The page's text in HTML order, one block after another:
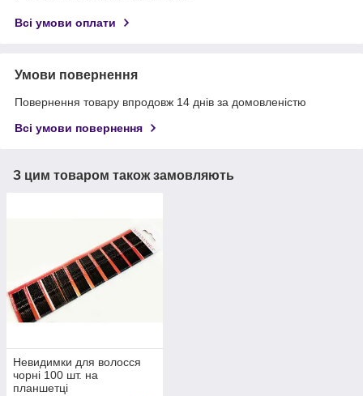
Всі умови оплати
Умови повернення
Повернення товару впродовж 14 днів за домовленістю
Всі умови повернення
З цим товаром також замовляють
Невидимки для волосся
чорні 100 шт. на
планшетці